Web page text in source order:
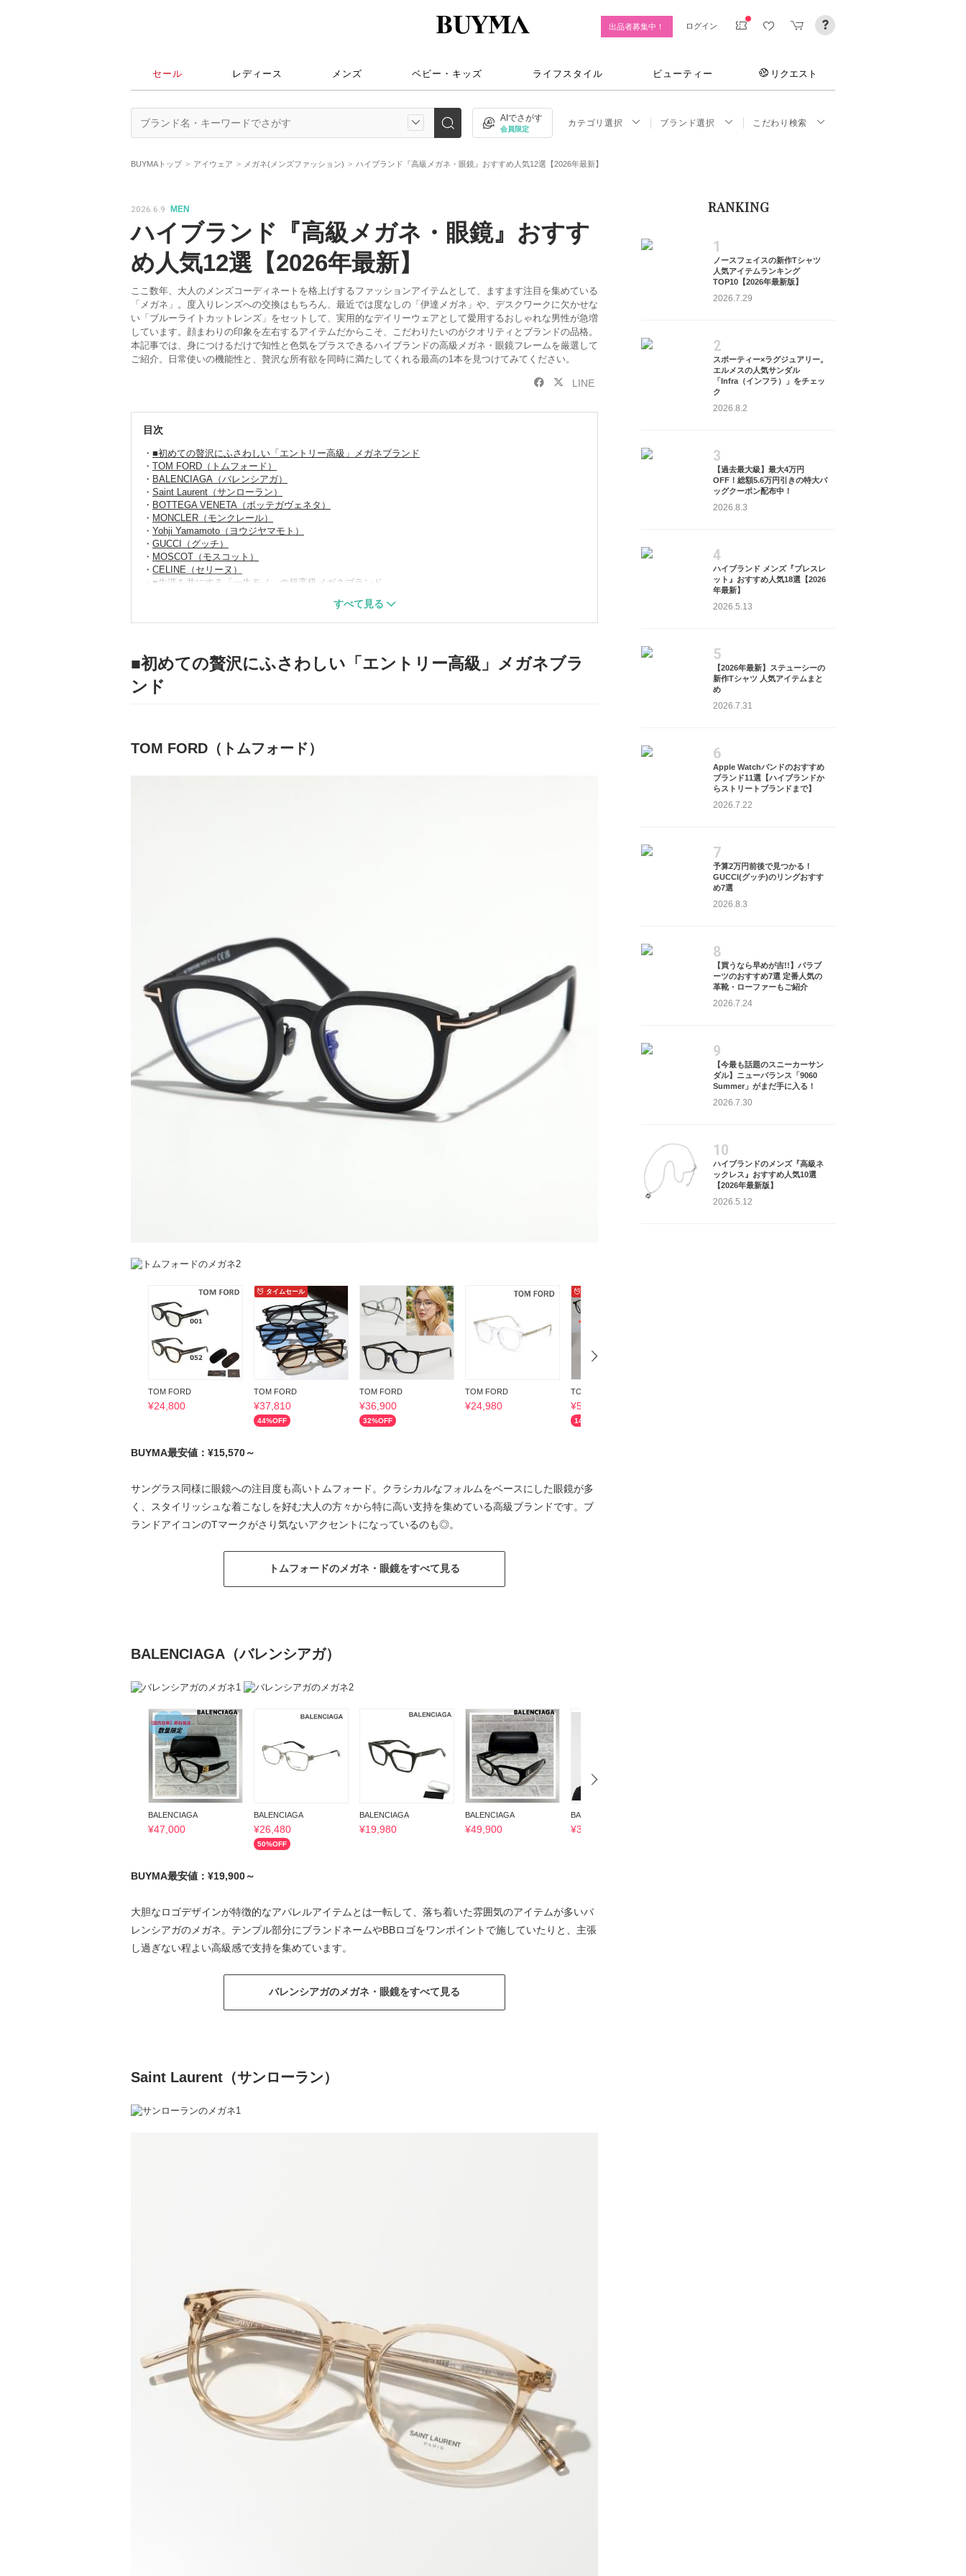
出品者募集中！ ログイン
セール レディース メンズ ベビー・キッズ ライフスタイル ビューティー リクエスト
AIでさがす
会員限定
カテゴリ選択 ブランド選択 こだわり検索
BUYMAトップ アイウェア メガネ(メンズファッション) ハイブランド『高級メガネ・眼鏡』おすすめ人気12選【2026年最新】
2026.6.9 MEN
ハイブランド『高級メガネ・眼鏡』おすす
め人気12選【2026年最新】
ここ数年、大人のメンズコーディネートを格上げするファッションアイテムとして、ますます注目を集めている
「メガネ」。度入りレンズへの交換はもちろん、最近では度なしの「伊達メガネ」や、デスクワークに欠かせな
い「ブルーライトカットレンズ」をセットして、実用的なデイリーウェアとして愛用するおしゃれな男性が急増
しています。顔まわりの印象を左右するアイテムだからこそ、こだわりたいのがクオリティとブランドの品格。
本記事では、身につけるだけで知性と色気をプラスできるハイブランドの高級メガネ・眼鏡フレームを厳選して
ご紹介。日常使いの機能性と、贅沢な所有欲を同時に満たしてくれる最高の1本を見つけてみてください。
LINE
目次
■初めての贅沢にふさわしい「エントリー高級」メガネブランド
TOM FORD（トムフォード）
BALENCIAGA（バレンシアガ）
Saint Laurent（サンローラン）
BOTTEGA VENETA（ボッテガヴェネタ）
MONCLER（モンクレール）
Yohji Yamamoto（ヨウジヤマモト）
GUCCI（グッチ）
MOSCOT（モスコット）
CELINE（セリーヌ）
■生涯を共にする「一生モノ」の超高級メガネブランド
JACQUES MARIE MAGE（ジャックマリーマージュ）
Cartier（カルティエ）
■初めての贅沢にふさわしい「エントリー高級」メガネブラ
ンド
TOM FORD（トムフォード）
TOM FORD
¥24,800
タイムセール
TOM FORD
¥37,810
44%OFF
TOM FORD
¥36,900
32%OFF
TOM FORD
¥24,980
TOM FORD
¥54,785
14
BUYMA最安値：¥15,570～
サングラス同様に眼鏡への注目度も高いトムフォード。クラシカルなフォルムをベースにした眼鏡が多
く、スタイリッシュな着こなしを好む大人の方々から特に高い支持を集めている高級ブランドです。ブ
ランドアイコンのTマークがさり気ないアクセントになっているのも◎。
トムフォードのメガネ・眼鏡をすべて見る
BALENCIAGA（バレンシアガ）
BALENCIAGA
¥47,000
BALENCIAGA
¥26,480
50%OFF
BALENCIAGA
¥19,980
BALENCIAGA
¥49,900
BALENCIAGA
¥31,990
BUYMA最安値：¥19,900～
大胆なロゴデザインが特徴的なアパレルアイテムとは一転して、落ち着いた雰囲気のアイテムが多いバ
レンシアガのメガネ。テンプル部分にブランドネームやBBロゴをワンポイントで施していたりと、主張
し過ぎない程よい高級感で支持を集めています。
バレンシアガのメガネ・眼鏡をすべて見る
Saint Laurent（サンローラン）
RANKING
1
ノースフェイスの新作Tシャツ
人気アイテムランキング
TOP10【2026年最新版】
2026.7.29
2
スポーティー×ラグジュアリー。
エルメスの人気サンダル
「Infra（インフラ）」をチェッ
ク
2026.8.2
3
【過去最大級】最大4万円
OFF！総額5.6万円引きの特大バ
ッグクーポン配布中！
2026.8.3
4
ハイブランド メンズ『ブレスレ
ット』おすすめ人気18選【2026
年最新】
2026.5.13
5
【2026年最新】ステューシーの
新作Tシャツ 人気アイテムまと
め
2026.7.31
6
Apple Watchバンドのおすすめ
ブランド11選【ハイブランドか
らストリートブランドまで】
2026.7.22
7
予算2万円前後で見つかる！
GUCCI(グッチ)のリングおすす
め7選
2026.8.3
8
【買うなら早めが吉!!】パラブ
ーツのおすすめ7選 定番人気の
革靴・ローファーもご紹介
2026.7.24
9
【今最も話題のスニーカーサン
ダル】ニューバランス「9060
Summer」がまだ手に入る！
2026.7.30
10
ハイブランドのメンズ『高級ネ
ックレス』おすすめ人気10選
【2026年最新版】
2026.5.12